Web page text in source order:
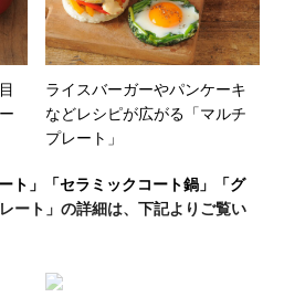
ライスバーガーやパンケーキ
などレシピが広がる「マルチ
プレート」
ト」「セラミックコート鍋」「グ
ート」の詳細は、下記よりご覧い